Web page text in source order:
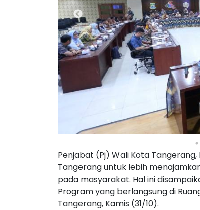
Penjabat (Pj) Wali Kota
Tangerang untuk lebih
pada masyarakat. Hal ini
Program yang berlangsung di
Tangerang, Kamis (31/10).